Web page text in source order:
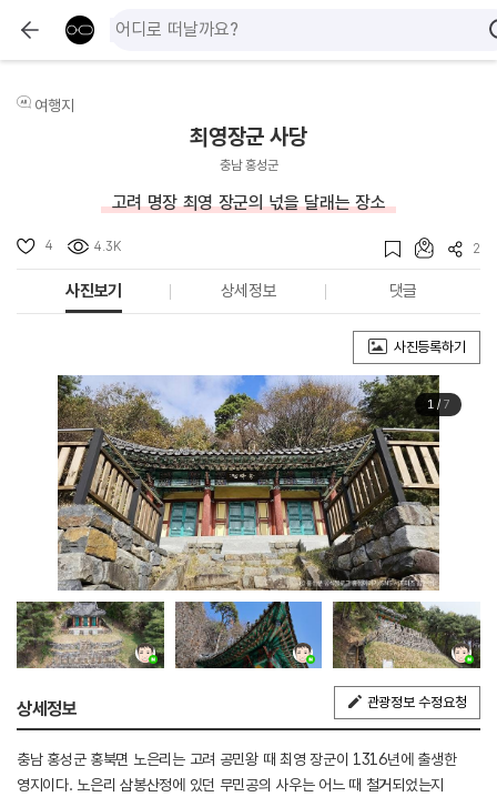
여행지
최영장군 사당
충남 홍성군
고려 명장 최영 장군의 넋을 달래는 장소
4 4.3K 2
사진보기 상세정보 댓글
사진등록하기
1/ 7
상세정보 관광정보 수정요청
충남 홍성군 홍북면 노은리는 고려 공민왕 때 최영 장군이 1316년에 출생한
영지이다. 노은리 삼봉산정에 있던 무민공의 사우는 어느 때 철거되었는지